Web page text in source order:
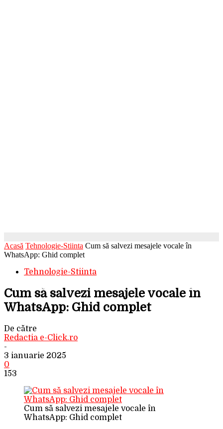
Acasă Tehnologie-Stiinta Cum să salvezi mesajele vocale în
WhatsApp: Ghid complet
Tehnologie-Stiinta
Cum să salvezi mesajele vocale în
WhatsApp: Ghid complet
De către
Redactia e-Click.ro
-
3 ianuarie 2025
0
153
Cum să salvezi mesajele vocale în
WhatsApp: Ghid complet